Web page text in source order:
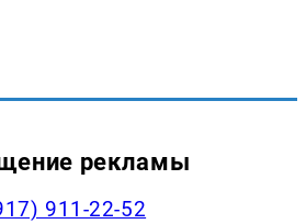
рекламы
911-22-52